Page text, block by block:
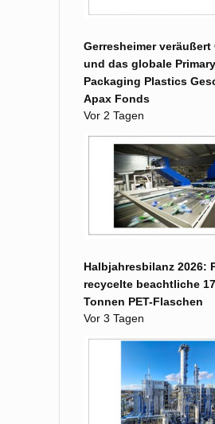
Gerresheimer veräußert
und das globale Primary
Packaging Plastics
Apax Fonds
Vor 2 Tagen
Halbjahresbilanz 2026:
recycelte beachtliche
Tonnen PET-Flaschen
Vor 3 Tagen